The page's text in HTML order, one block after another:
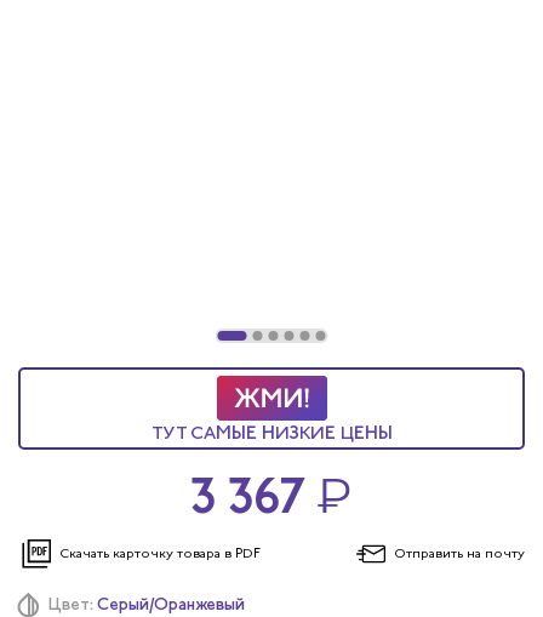
Цвет: Серый/Оранжевый
ТУТ САМЫЕ НИЗКИЕ ЦЕНЫ
3 367₽
Скачать карточку товара в PDF Отправить на почту